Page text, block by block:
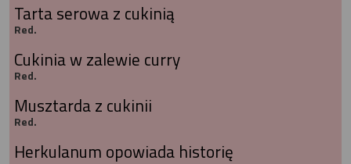
Tarta serowa z cukinią
Red.
Cukinia w zalewie curry
Red.
Musztarda z cukinii
Red.
Herkulanum opowiada historię